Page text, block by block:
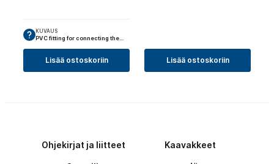
KUVAUS
PVC fitting for connecting the…
Lisää ostoskoriin Lisää ostoskoriin
Ohjekirjat ja liitteet Kaavakkeet